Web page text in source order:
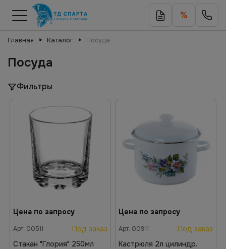
%
Главная Каталог Посуда
Посуда
Фильтры
Цена по запросу
Арт. 00511
Под заказ
Стакан "Глория" 250мл
Цена по запросу
Арт. 00911
Под заказ
Кастрюля 2л цилиндр.